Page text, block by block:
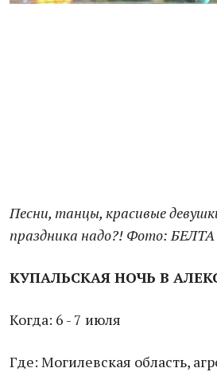
Песни, танцы, красивые
праздника надо?! Фото: БЕЛТА
КУПАЛЬСКАЯ НОЧЬ В
Когда: 6 - 7 июля
Где: Могилевская область,